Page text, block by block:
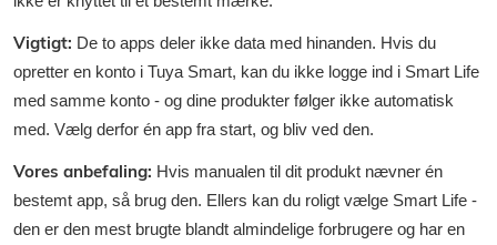
Vigtigt: De to apps deler ikke data med hinanden. Hvis du
opretter en konto i Tuya Smart, kan du ikke logge ind i Smart Life
med samme konto - og dine produkter følger ikke automatisk
med. Vælg derfor én app fra start, og bliv ved den.
Vores anbefaling: Hvis manualen til dit produkt nævner én
bestemt app, så brug den. Ellers kan du roligt vælge Smart Life -
den er den mest brugte blandt almindelige forbrugere og har en